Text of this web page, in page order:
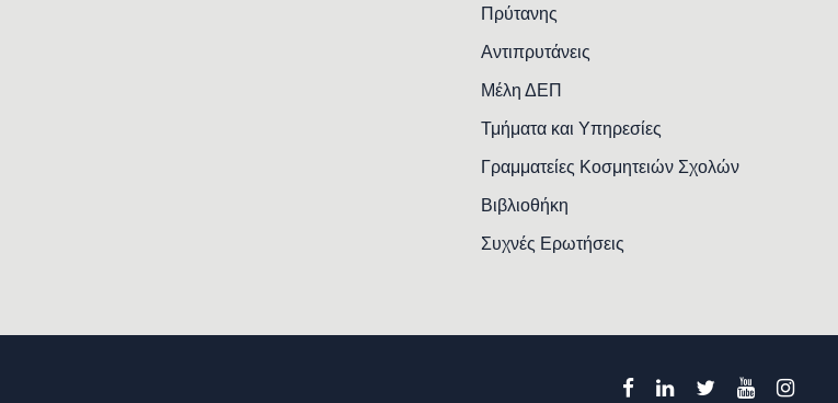
Πρύτανης
Αντιπρυτάνεις
Μέλη ΔΕΠ
Τμήματα και Υπηρεσίες
Γραμματείες Κοσμητειών Σχολών
Βιβλιοθήκη
Συχνές Ερωτήσεις